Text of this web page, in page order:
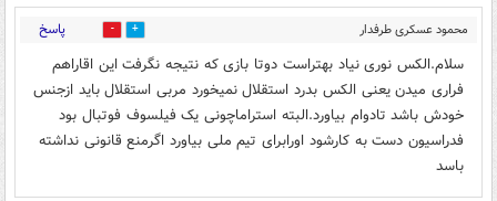
محمود عسکری طرفدار
استقلال
۱۴:۵۹ - ۱۳۹۹/۰۶/۲۹
1 پاسخ
سلام.الکس نوری نیاد بهتراست دوتا بازی که نتیجه نگرفت این اقاراهم
فراری میدن یعنی الکس بدرد استقلال نمیخورد مربی استقلال باید ازجنس
خودش باشد تادوام بیاورد.البته استراماچونی یک فیلسوف فوتبال بود
فدراسیون دست به کارشود اورابرای تیم ملی بیاورد اگرمنع قانونی نداشته
باسد